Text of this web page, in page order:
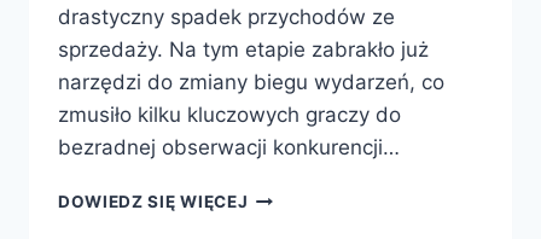
drastyczny spadek przychodów ze
sprzedaży. Na tym etapie zabrakło już
narzędzi do zmiany biegu wydarzeń, co
zmusiło kilku kluczowych graczy do
bezradnej obserwacji konkurencji…
DOWIEDZ SIĘ WIĘCEJ